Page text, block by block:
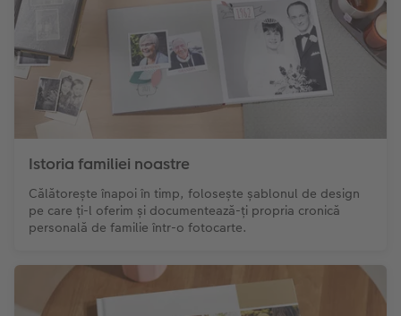
Istoria familiei noastre
Călătorește înapoi în timp, folosește șablonul de design
pe care ți-l oferim și documentează-ți propria cronică
personală de familie într-o fotocarte.